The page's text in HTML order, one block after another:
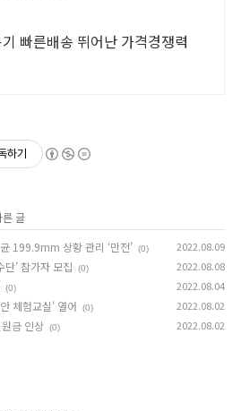
빠른배송 뛰어난 가격경쟁력
하기
글
199.9mm 상황 관리 ‘만전’ (0) 2022.08.09
’ 참가자 모집 (0) 2022.08.08
(0) 2022.08.04
체험교실' 열어 (0) 2022.08.02
금 인상 (0) 2022.08.02